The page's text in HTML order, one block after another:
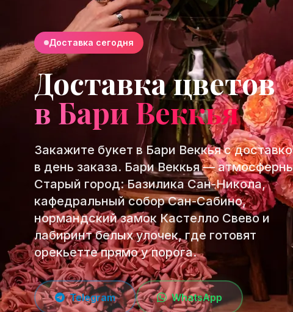
Доставка сегодня
Доставка цветов
в Бари Веккья
Закажите букет в Бари Веккья с
в день заказа. Бари Веккья —
Старый город: Базилика Сан-Никола,
кафедральный собор Сан-Сабино,
нормандский замок Кастелло Свево и
лабиринт белых улочек, где готовят
орекьетте прямо у порога.
Telegram WhatsApp